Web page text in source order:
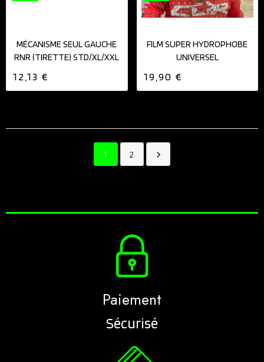
MÉCANISME SEUL GAUCHE
RNR (TIRETTE) STD/XL/XXL
12,13 €
FILM SUPER HYDROPHOBE
UNIVERSEL
19,90 €
1 2 
Paiement
Sécurisé